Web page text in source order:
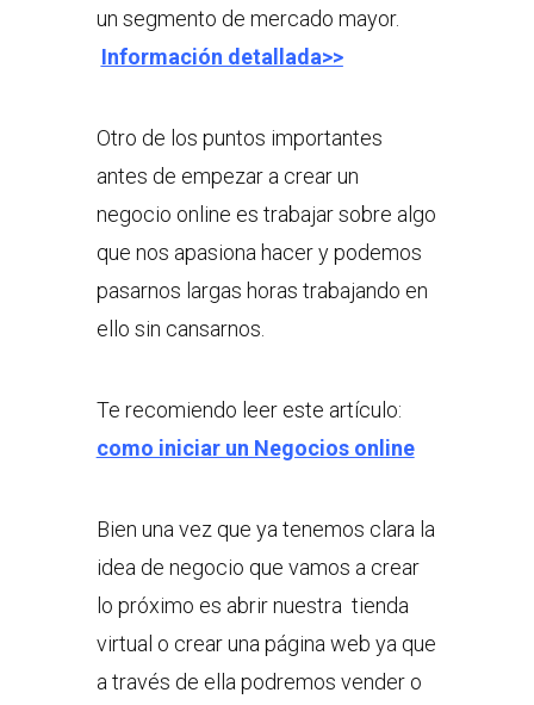
un segmento de mercado mayor.
Información detallada>>
Otro de los puntos importantes
antes de empezar a crear un
negocio online es trabajar sobre algo
que nos apasiona hacer y podemos
pasarnos largas horas trabajando en
ello sin cansarnos.
Te recomiendo leer este artículo:
como iniciar un Negocios online
Bien una vez que ya tenemos clara la
idea de negocio que vamos a crear
lo próximo es abrir nuestra tienda
virtual o crear una página web ya que
a través de ella podremos vender o